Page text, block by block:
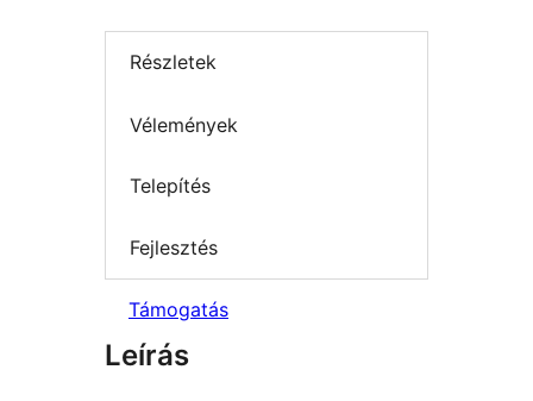
Részletek
Vélemények
Telepítés
Fejlesztés
Támogatás
Leírás